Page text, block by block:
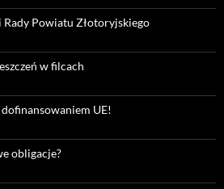
Rady Powiatu Złotoryjskiego
w filcach
UE!
obligacje?